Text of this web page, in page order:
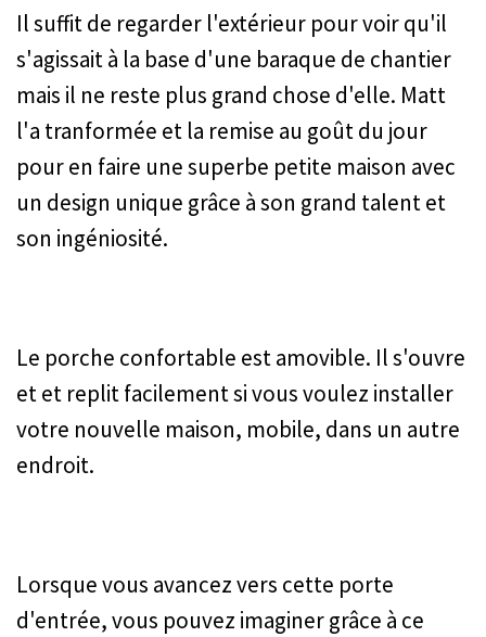
Il suffit de regarder l'extérieur pour voir qu'il
s'agissait à la base d'une baraque de chantier
mais il ne reste plus grand chose d'elle. Matt
l'a tranformée et la remise au goût du jour
pour en faire une superbe petite maison avec
un design unique grâce à son grand talent et
son ingéniosité.
Le porche confortable est amovible. Il s'ouvre
et et replit facilement si vous voulez installer
votre nouvelle maison, mobile, dans un autre
endroit.
Lorsque vous avancez vers cette porte
d'entrée, vous pouvez imaginer grâce à ce